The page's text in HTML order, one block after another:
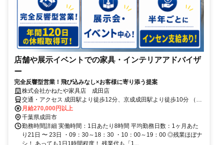
店舗や展示イベントでの家具・インテリアアドバイザ
ー
完全反響型営業！飛び込みなし×お客様に寄り添う提案
株式会社かねたや家具店 成田店
交通・アクセス 成田駅より徒歩12分、京成成田駅より徒歩10分 （千
葉、茨城県内で転勤あり）
月給270,000円以上
千葉県成田市
勤務時間詳細 実働時間：1日あたり8時間 平均勤務日数：1ヶ月あた
り21日 〜 23日 ・09：30～18：30 ・10：00～19：00 ◎残業ほぼナ
シ！ あっても1日1時間程度！ 残業代も「1...